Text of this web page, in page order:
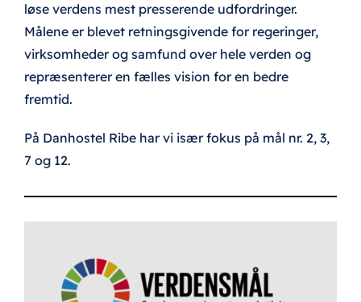
Udsigt til Nationalpark
løse verdens mest presserende udfordringer.
Målene er blevet retningsgivende for regeringer,
virksomheder og samfund over hele verden og
repræsenterer en fælles vision for en bedre
fremtid.
På Danhostel Ribe har vi især fokus på mål nr. 2, 3,
7 og 12.